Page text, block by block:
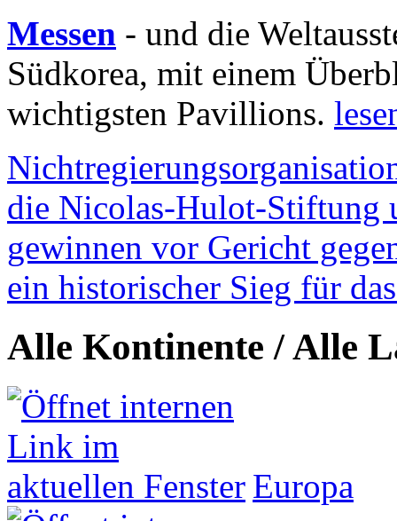
Messen - und die
Südkorea, mit einem
wichtigsten Pavillions.
die Nicolas-Hulot-Stiftung
gewinnen vor Gericht
ein historischer Sieg für
Alle Kontinente / Alle
Europa